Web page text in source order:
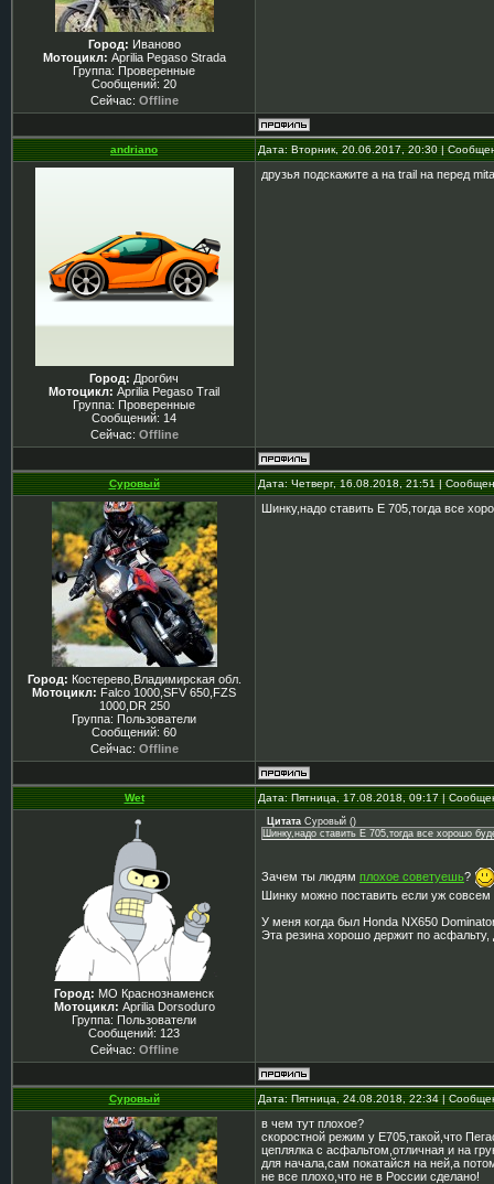
Город: Иваново
Мотоцикл: Aprilia Pegaso Strada
Группа: Проверенные
Сообщений: 20
Сейчас: Offline
andriano Дата: Вторник, 20.06.2017, 20:30 |
Город: Дрогбич
Мотоцикл: Aprilia Pegaso Trail
Группа: Проверенные
Сообщений: 14
Сейчас: Offline
друзья подскажите а на trail на перед
Суровый Дата: Четверг, 16.08.2018, 21:51 |
Город: Костерево,Владимирская обл.
Мотоцикл: Falco 1000,SFV 650,FZS
1000,DR 250
Группа: Пользователи
Сообщений: 60
Сейчас: Offline
Шинку,надо ставить Е 705,тогда все
Wet Дата: Пятница, 17.08.2018, 09:17 |
Город: МО Краснознаменск
Мотоцикл: Aprilia Dorsoduro
Группа: Пользователи
Сообщений: 123
Сейчас: Offline
Цитата Суровый ()
Шинку,надо ставить Е 705,тогда все хорошо
Зачем ты людям плохое советуешь?
Шинку можно поставить если уж совсем
У меня когда был Honda NX650
Эта резина хорошо держит по
Суровый Дата: Пятница, 24.08.2018, 22:34 |
в чем тут плохое?
скоростной режим у Е705,такой,что
цеплялка с асфальтом,отличная и на
для начала,сам покатайся на ней,а
не все плохо,что не в России сделано!